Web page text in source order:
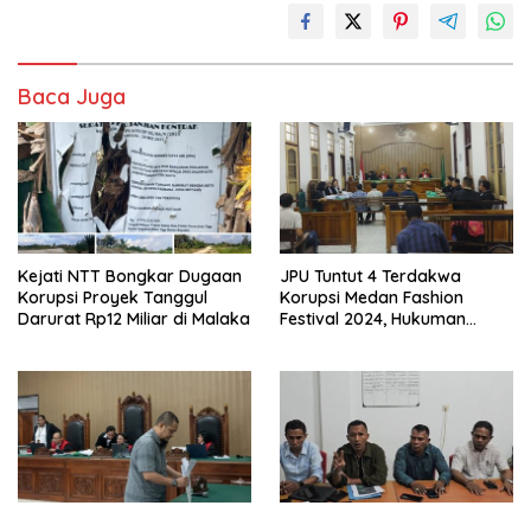
Baca Juga
Kejati NTT Bongkar Dugaan
Korupsi Proyek Tanggul
Darurat Rp12 Miliar di Malaka
JPU Tuntut 4 Terdakwa
Korupsi Medan Fashion
Festival 2024, Hukuman